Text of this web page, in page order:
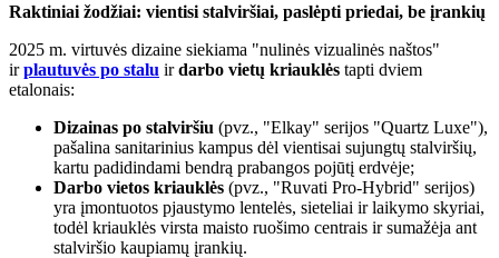
Raktiniai žodžiai: vientisi stalviršiai, paslėpti priedai, be įrankių
2025 m. virtuvės dizaine siekiama "nulinės vizualinės naštos"
irplautuvės po stalu irdarbo vietų kriauklės tapti dviem
etalonais:
Dizainas po stalviršiu (pvz., "Elkay" serijos "Quartz Luxe"),
pašalina sanitarinius kampus dėl vientisai sujungtų stalviršių,
kartu padidindami bendrą prabangos pojūtį erdvėje;
Darbo vietos kriauklės (pvz., "Ruvati Pro-Hybrid" serijos)
yra įmontuotos pjaustymo lentelės, sieteliai ir laikymo skyriai,
todėl kriauklės virsta maisto ruošimo centrais ir sumažėja ant
stalviršio kaupiamų įrankių.